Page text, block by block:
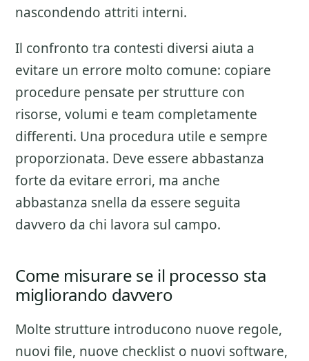
nascondendo attriti interni.
Il confronto tra contesti diversi aiuta a
evitare un errore molto comune: copiare
procedure pensate per strutture con
risorse, volumi e team completamente
differenti. Una procedura utile e sempre
proporzionata. Deve essere abbastanza
forte da evitare errori, ma anche
abbastanza snella da essere seguita
davvero da chi lavora sul campo.
Come misurare se il processo sta
migliorando davvero
Molte strutture introducono nuove regole,
nuovi file, nuove checklist o nuovi software,